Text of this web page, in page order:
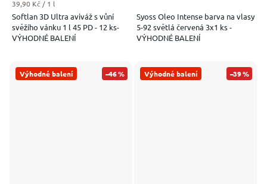
Softlan 3D Ultra aviváž s vůní
svěžího vánku 1 l 45 PD - 12 ks-
VÝHODNÉ BALENÍ
Měrná cena:
39,90 Kč / 1 l
Syoss Oleo Intense barva na vlasy
5-92 světlá červená 3x1 ks -
VÝHODNÉ BALENÍ
Výhodné balení –46 % Výhodné balení –39 %